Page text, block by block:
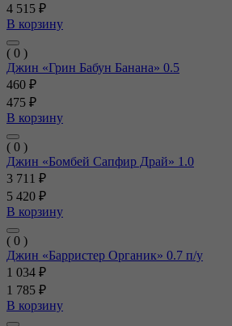
4 515 ₽
В корзину
( 0 )
Джин «Грин Бабун Банана» 0.5
460 ₽
475 ₽
В корзину
( 0 )
Джин «Бомбей Сапфир Драй» 1.0
3 711 ₽
5 420 ₽
В корзину
( 0 )
Джин «Барристер Органик» 0.7 п/у
1 034 ₽
1 785 ₽
В корзину